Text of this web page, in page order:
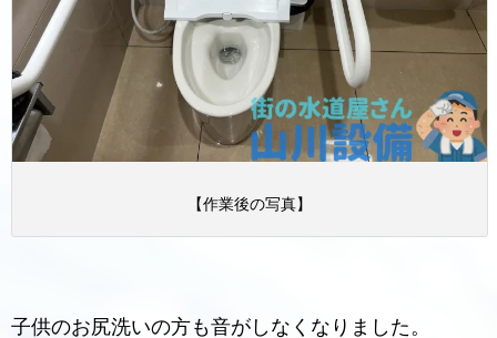
【作業後の写真】
子供のお尻洗いの方も音がしなくなりました。